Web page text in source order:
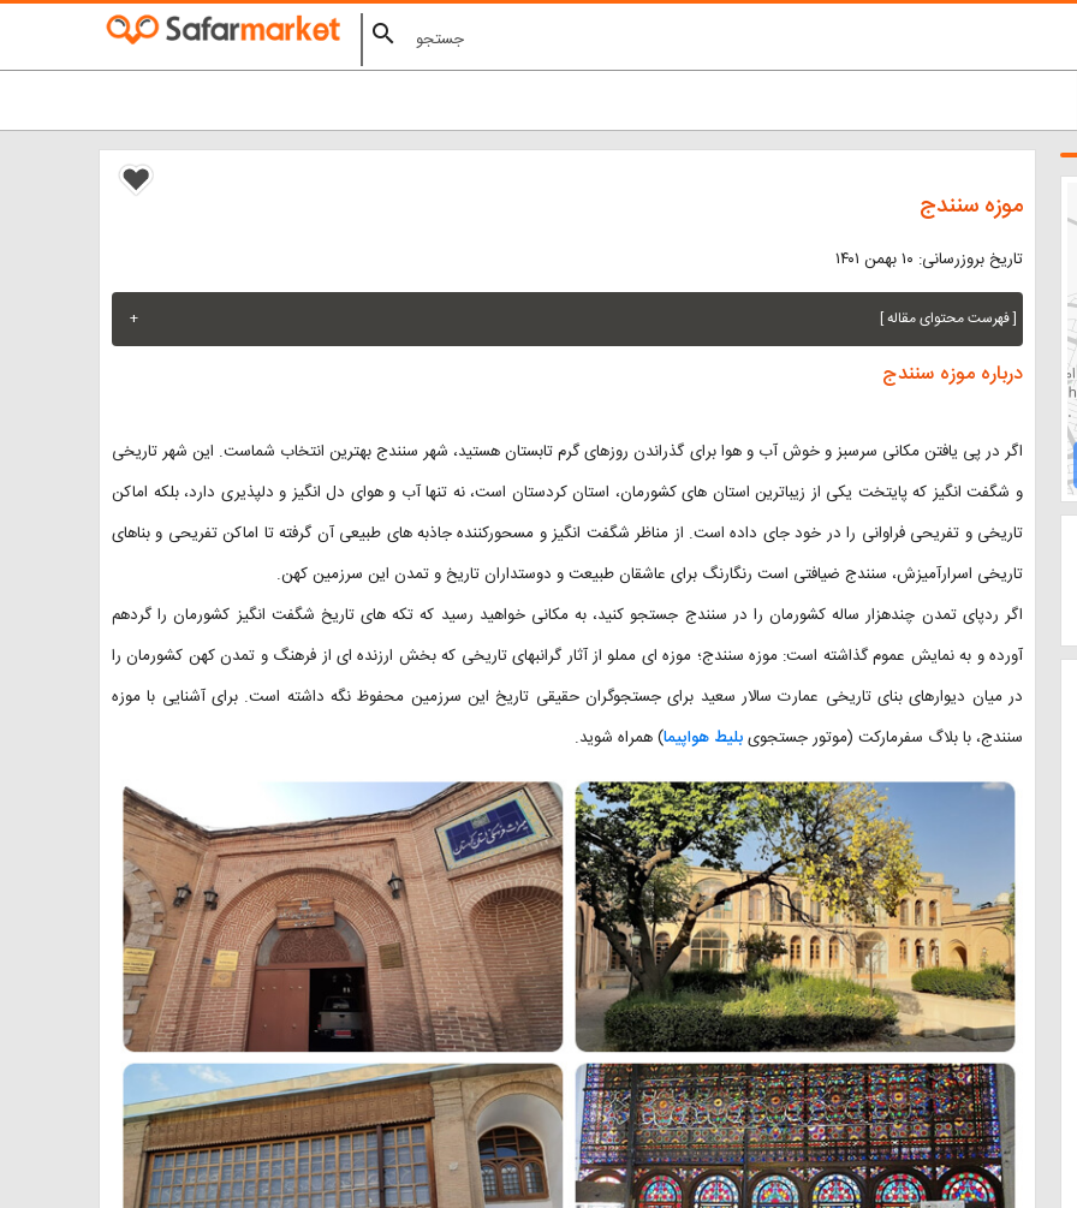
search
موزه سنندج
تاریخ بروزرسانی: ۱۰ بهمن ۱۴۰۱
[ فهرست محتوای مقاله ] +
درباره موزه سنندج
اگر در پی یافتن مکانی سرسبز و خوش آب و هوا برای گذراندن روزهای گرم تابستان هستید، شهر سنندج بهترین انتخاب شماست. این شهر تاریخی
و شگفت انگیز که پایتخت یکی از زیباترین استان های کشورمان، استان کردستان است، نه تنها آب و هوای دل انگیز و دلپذیری دارد، بلکه اماکن
تاریخی و تفریحی فراوانی را در خود جای داده است. از مناظر شگفت انگیز و مسحورکننده جاذبه های طبیعی آن گرفته تا اماکن تفریحی و بناهای
تاریخی اسرارآمیزش، سنندج ضیافتی است رنگارنگ برای عاشقان طبیعت و دوستداران تاریخ و تمدن این سرزمین کهن.
اگر ردپای تمدن چندهزار ساله کشورمان را در سنندج جستجو کنید، به مکانی خواهید رسید که تکه های تاریخ شگفت انگیز کشورمان را گردهم
آورده و به نمایش عموم گذاشته است: موزه سنندج؛ موزه ای مملو از آثار گرانبهای تاریخی که بخش ارزنده ای از فرهنگ و تمدن کهن کشورمان را
در میان دیوارهای بنای تاریخی عمارت سالار سعید برای جستجوگران حقیقی تاریخ این سرزمین محفوظ نگه داشته است. برای آشنایی با موزه
سنندج، با بلاگ سفرمارکت (موتور جستجویبلیط هواپیما) همراه شوید.